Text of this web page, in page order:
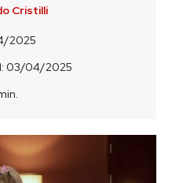
Cristilli
2025
03/04/2025